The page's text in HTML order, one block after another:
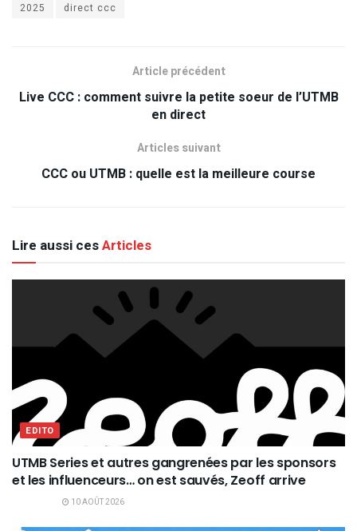
2025
direct ccc
Article précédent
Live CCC : comment suivre la petite soeur de l’UTMB
en direct
Articles suivant
CCC ou UTMB : quelle est la meilleure course
Lire aussi cesArticles
EDITO
UTMB Series et autres gangrenées par les sponsors
et les influenceurs… on est sauvés, Zeoff arrive
10 AOÛT 2026